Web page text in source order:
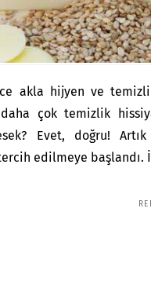
akla hijyen ve
çok temizlik
Evet, doğru!
edilmeye başlandı.